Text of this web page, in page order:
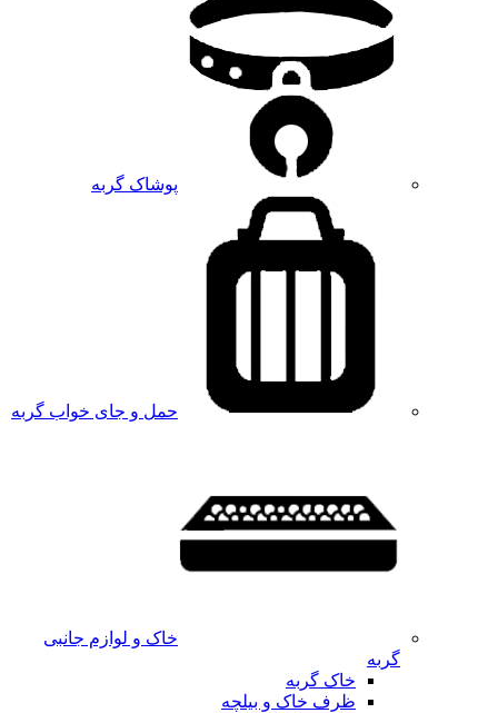
پوشاک گربه
حمل و جای خواب گربه
خاک و لوازم جانبی
گربه
خاک گربه
ظرف خاک و بیلچه